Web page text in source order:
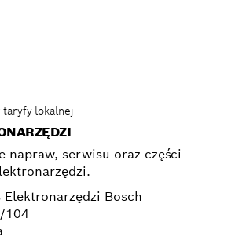
taryfy lokalnej
napraw, serwisu oraz części
Bosch
104